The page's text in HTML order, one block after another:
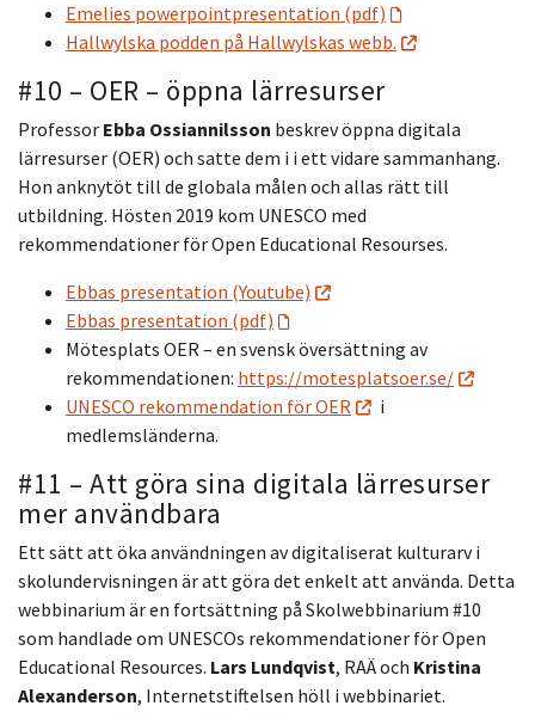
Emelies powerpointpresentation (pdf)
Hallwylska podden på Hallwylskas webb.
#10 – OER – öppna lärresurser
Professor Ebba Ossiannilsson beskrev öppna digitala
lärresurser (OER) och satte dem i i ett vidare sammanhang.
Hon anknytöt till de globala målen och allas rätt till
utbildning. Hösten 2019 kom UNESCO med
rekommendationer för Open Educational Resourses.
Ebbas presentation (Youtube)
Ebbas presentation (pdf)
Mötesplats OER – en svensk översättning av
rekommendationen: https://motesplatsoer.se/
UNESCO rekommendation för OER
i
medlemsländerna.
#11 – Att göra sina digitala lärresurser
mer användbara
Ett sätt att öka användningen av digitaliserat kulturarv i
skolundervisningen är att göra det enkelt att använda. Detta
webbinarium är en fortsättning på Skolwebbinarium #10
som handlade om UNESCOs rekommendationer för Open
Educational Resources. Lars Lundqvist, RAÄ och Kristina
Alexanderson, Internetstiftelsen höll i webbinariet.